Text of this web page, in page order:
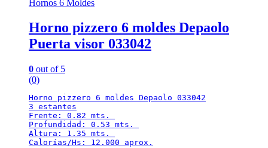
Hornos 6 Moldes
Horno pizzero 6 moldes Depaolo
Puerta visor 033042
0 out of 5
(0)
Horno pizzero 6 moldes Depaolo 033042
3 estantes
Frente: 0.82 mts.
Profundidad: 0.53 mts.
Altura: 1.35 mts.
Calorías/Hs: 12.000 aprox.